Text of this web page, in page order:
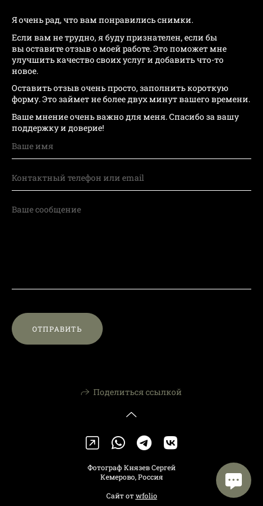
Я очень рад, что вам понравились снимки.
Если вам не трудно, я буду признателен, если бы
вы оставите отзыв о моей работе. Это поможет мне
улучшить качество своих услуг и добавить что-то
новое.
Оставить отзыв очень просто, заполнить короткую
форму. Это займет не более двух минут вашего времени.
Ваше мнение очень важно для меня. Спасибо за вашу
поддержку и доверие!
ОТПРАВИТЬ
Поделиться ссылкой
Фотограф Князев Сергей
Кемерово, Россия
Сайт отwfolio